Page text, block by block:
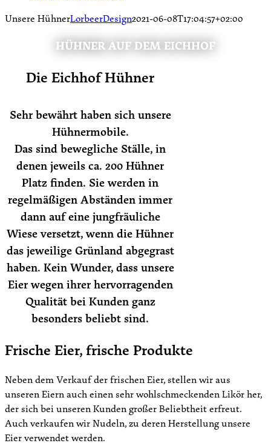
Unsere HühnerLorbeerDesign2021-06-08T17:04:57+02:00
HÜHNER AUF DEM EICHHOF
Die Eichhof Hühner
Sehr bewährt haben sich unsere
Hühnermobile.
Das sind bewegliche Ställe, in
denen jeweils ca. 200 Hühner
Platz finden. Sie werden in
regelmäßigen Abständen immer
dann auf eine jungfräuliche
Wiese versetzt, wenn die Hühner
das jeweilige Grünland abgegrast
haben. Kein Wunder, dass unsere
Eier wegen ihrer hervorragenden
Qualität bei Kunden ganz
besonders beliebt sind.
Frische Eier, frische Produkte
Neben dem Verkauf der frischen Eier, stellen wir aus
unseren Eiern auch einen sehr wohlschmeckenden Likör her,
der sich bei unseren Kunden großer Beliebtheit erfreut.
Auch verkaufen wir Nudeln, zu deren Herstellung unsere
Eier verwendet werden.